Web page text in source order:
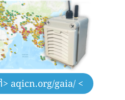
> aqicn.org/gaia/ <